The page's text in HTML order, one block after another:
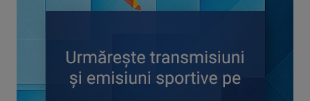
CONCACAF respinge planul FIFA de privatizare parțială a